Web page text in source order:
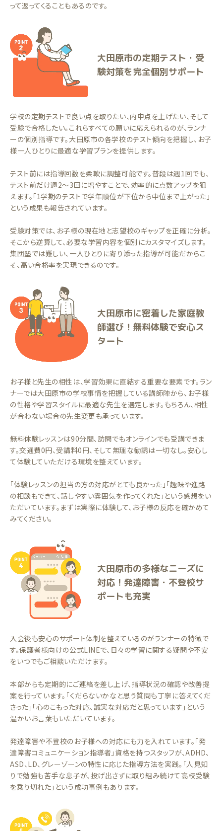
って返ってくることもあるのです。
大田原市の定期テスト・受
験対策を完全個別サポート
学校の定期テストで良い点を取りたい、内申点を上げたい、そして
受験で合格したい。これらすべての願いに応えられるのが、ランナ
ーの個別指導です。大田原市の各学校のテスト傾向を把握し、お子
様一人ひとりに最適な学習プランを提供します。
テスト前には指導回数を柔軟に調整可能です。普段は週1回でも、
テスト前だけ週2〜3回に増やすことで、効率的に点数アップを狙
えます。「1学期のテストで学年順位が下位から中位まで上がった」
という成果も報告されています。
受験対策では、お子様の現在地と志望校のギャップを正確に分析。
そこから逆算して、必要な学習内容を個別にカスタマイズします。
集団塾では難しい、一人ひとりに寄り添った指導が可能だからこ
そ、高い合格率を実現できるのです。
大田原市に密着した家庭教
師選び！無料体験で安心ス
タート
お子様と先生の相性は、学習効果に直結する重要な要素です。ラン
ナーでは大田原市の学校事情を把握している講師陣から、お子様
の性格や学習スタイルに最適な先生を選定します。もちろん、相性
が合わない場合の先生変更も承っています。
無料体験レッスンは90分間、訪問でもオンラインでも受講できま
す。交通費0円、受講料0円、そして無理な勧誘は一切なし。安心し
て体験していただける環境を整えています。
「体験レッスンの担当の方の対応がとても良かった」「趣味や進路
の相談もできて、話しやすい雰囲気を作ってくれた」という感想をい
ただいています。まずは実際に体験して、お子様の反応を確かめて
みてください。
大田原市の多様なニーズに
対応！発達障害・不登校サ
ポートも充実
入会後も安心のサポート体制を整えているのがランナーの特徴で
す。保護者様向けの公式LINEで、日々の学習に関する疑問や不安
をいつでもご相談いただけます。
本部からも定期的にご連絡を差し上げ、指導状況の確認や改善提
案を行っています。「くだらないかなと思う質問も丁寧に答えてくだ
さった」「心のこもった対応、誠実な対応だと思っています」という
温かいお言葉もいただいています。
発達障害や不登校のお子様への対応にも力を入れています。「発
達障害コミュニケーション指導者」資格を持つスタッフが、ADHD、
ASD、LD、グレーゾーンの特性に応じた指導方法を実践。「人見知
りで勉強も苦手な息子が、投げ出さずに取り組み続けて高校受験
を乗り切れた」という成功事例もあります。